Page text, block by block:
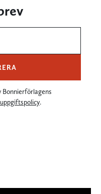
Bonnierförlagens
.